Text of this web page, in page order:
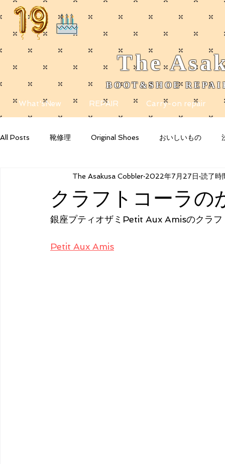
The
​BOOT&SHOE
What'sNew REPAIR Carry-on repair
All Posts 靴修理 Original Shoes おいしいもの
Your Community Blogging Tips
クラフトコーラの
The Asakusa Cobbler 2022年7月27日 読了時
銀座プティオザミPetit Aux Amisのクラフ
Petit Aux Amis